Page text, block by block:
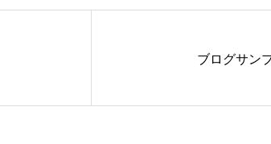
ブログサン